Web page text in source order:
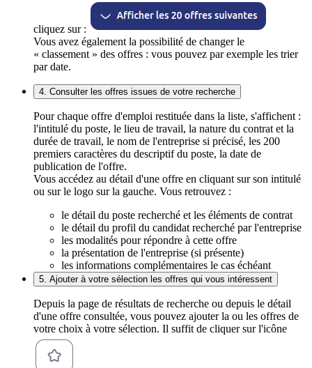
cliquez sur :
Vous avez également la possibilité de changer le
« classement » des offres : vous pouvez par exemple les trier
par date.
4. Consulter les offres issues de votre recherche
Pour chaque offre d'emploi restituée dans la liste, s'affichent :
l'intitulé du poste, le lieu de travail, la nature du contrat et la
durée de travail, le nom de l'entreprise si précisé, les 200
premiers caractères du descriptif du poste, la date de
publication de l'offre.
Vous accédez au détail d'une offre en cliquant sur son intitulé
ou sur le logo sur la gauche. Vous retrouvez :
le détail du poste recherché et les éléments de contrat
le détail du profil du candidat recherché par l'entreprise
les modalités pour répondre à cette offre
la présentation de l'entreprise (si présente)
les informations complémentaires le cas échéant
5. Ajouter à votre sélection les offres qui vous intéressent
Depuis la page de résultats de recherche ou depuis le détail
d'une offre consultée, vous pouvez ajouter la ou les offres de
votre choix à votre sélection. Il suffit de cliquer sur l'icône